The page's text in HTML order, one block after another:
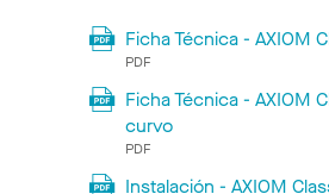
Ficha Técnica - AXIOM
PDF
Ficha Técnica - AXIOM
curvo
PDF
Instalación - AXIOM